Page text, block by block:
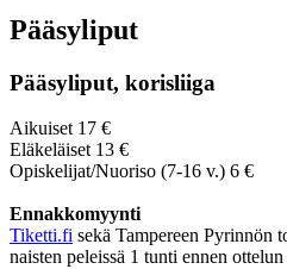
Pääsyliput
Pääsyliput, korisliiga
Aikuiset 17 €
Eläkeläiset 13 €
Opiskelijat/Nuoriso (7-16 v.) 6 €
Ennakkomyynti
Tiketti.fi sekä Tampereen Pyrinnön
naisten peleissä 1 tunti ennen